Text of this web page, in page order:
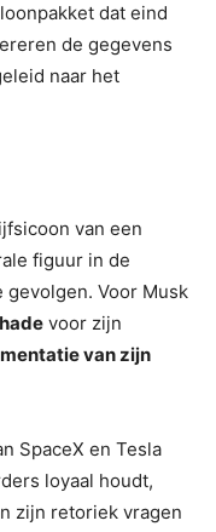
dat eind
de gegevens
naar het
van een
figuur in de
Voor Musk
voor zijn
van zijn
SpaceX en Tesla
loyaal houdt,
zijn retoriek vragen